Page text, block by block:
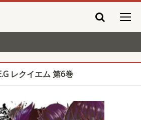
レクイエム 第6巻